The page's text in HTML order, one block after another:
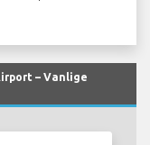
– Vanlige